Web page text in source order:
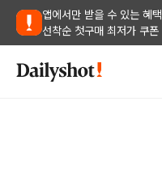
앱에서만 받을 수 있는 혜택
선착순 첫구매 최저가 쿠폰